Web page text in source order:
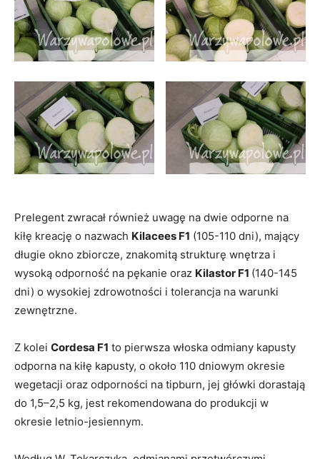
Prelegent zwracał również uwagę na dwie odporne na
kiłę kreację o nazwach Kilacees F1 (105-110 dni), mający
długie okno zbiorcze, znakomitą strukturę wnętrza i
wysoką odporność na pękanie oraz Kilastor F1 (140-145
dni) o wysokiej zdrowotności i tolerancja na warunki
zewnętrzne.
Z kolei Cordesa F1 to pierwsza włoska odmiany kapusty
odporna na kiłę kapusty, o około 110 dniowym okresie
wegetacji oraz odporności na tipburn, jej główki dorastają
do 1,5–2,5 kg, jest rekomendowana do produkcji w
okresie letnio-jesiennym.